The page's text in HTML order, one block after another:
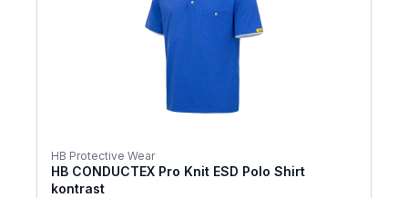
HB Protective Wear
HB CONDUCTEX Pro Knit ESD Polo Shirt
kontrast